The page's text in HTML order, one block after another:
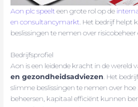
Aon plc speelt een grote rol op de
en consultancymarkt . Het bedrijf
beslissingen te nemen over risicobeheer
Bedrijfsprofiel
Aon is een leidende kracht in de wereld
en gezondheidsadviezen . Het
slimme beslissingen te nemen over
beheersen, kapitaal efficiënt kunnen